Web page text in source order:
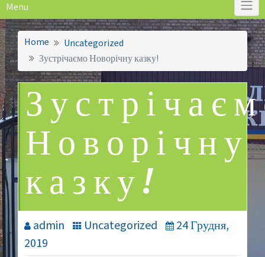
Menu
Home
Uncategorized
Зустрічаємо Новорічну казку!
Новорічну
казку!
admin Uncategorized
24 Грудня,
2019